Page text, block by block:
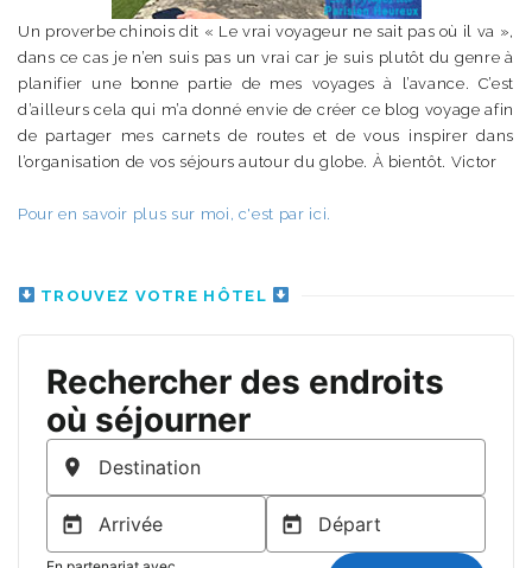
Un proverbe chinois dit « Le vrai voyageur ne sait pas où il va »,
dans ce cas je n’en suis pas un vrai car je suis plutôt du genre à
planifier une bonne partie de mes voyages à l’avance. C’est
d’ailleurs cela qui m’a donné envie de créer ce blog voyage afin
de partager mes carnets de routes et de vous inspirer dans
l’organisation de vos séjours autour du globe. À bientôt. Victor
Pour en savoir plus sur moi, c'est par ici.
TROUVEZ VOTRE HÔTEL